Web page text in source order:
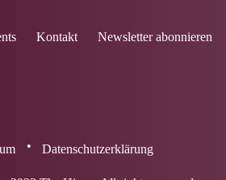
Kontakt Newsletter abonnieren
Datenschutzerklärung